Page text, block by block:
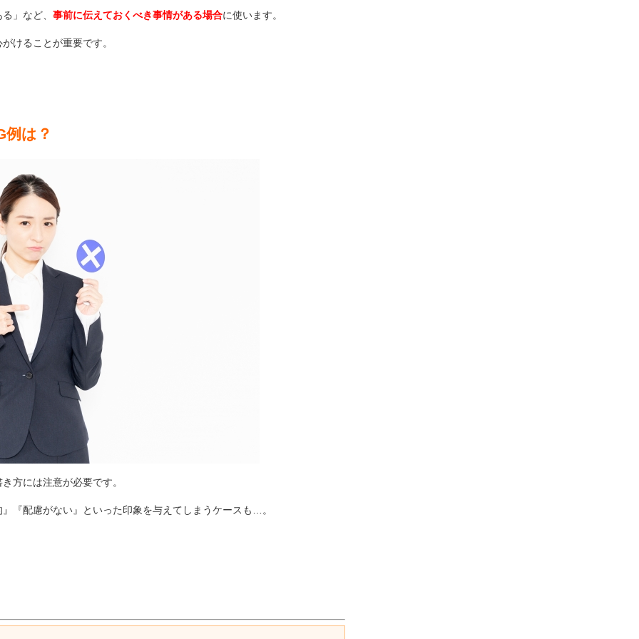
」など、 事前に伝えておくべき事情がある場合に使います。
けることが重要です。
例は？
方には注意が必要です。
『配慮がない』といった印象を与えてしまうケースも…。